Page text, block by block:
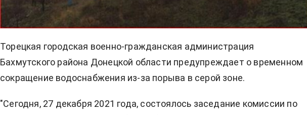
Торецкая городская военно-гражданская администрация
Бахмутского района Донецкой области предупреждает о временном
сокращение водоснабжения из-за порыва в серой зоне.
"Сегодня, 27 декабря 2021 года, состоялось заседание комиссии по